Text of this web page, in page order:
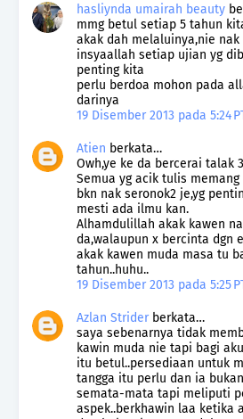
hasliynda umairah beauty
mmg betul setiap 5 tahun
akak dah melaluinya,nie nak
insyaallah setiap ujian yg
penting kita
perlu berdoa mohon pada
darinya
19 Disember 2013 pada 5:24
Atien berkata…
Owh,ye ke da bercerai talak
Semua yg acik tulis
bkn nak seronok2 je,yg
mesti ada ilmu kan.
Alhamdulillah akak kawen
da,walaupun x bercinta dgn
akak kawen muda masa tu
tahun..huhu..
19 Disember 2013 pada 5:25
Azlan Striderberkata…
saya sebenarnya tidak
kawin muda nie tapi bagi
itu betul..persediaan untuk
tangga itu perlu dan ia
semata-mata tapi meliputi
aspek..berkhawin laa ketika